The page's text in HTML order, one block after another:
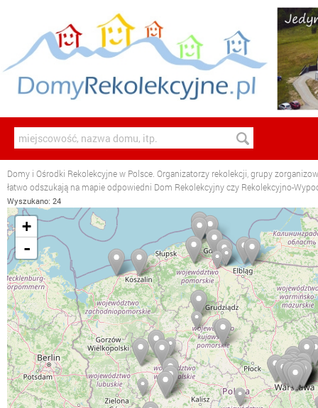
Domy i Ośrodki Rekolekcyjne w Polsce. Organizatorzy rekolekcji, grupy
łatwo odszukają na mapie odpowiedni Dom Rekolekcyjny czy Rekolekcyjno-
Wyszukano: 24
+
-